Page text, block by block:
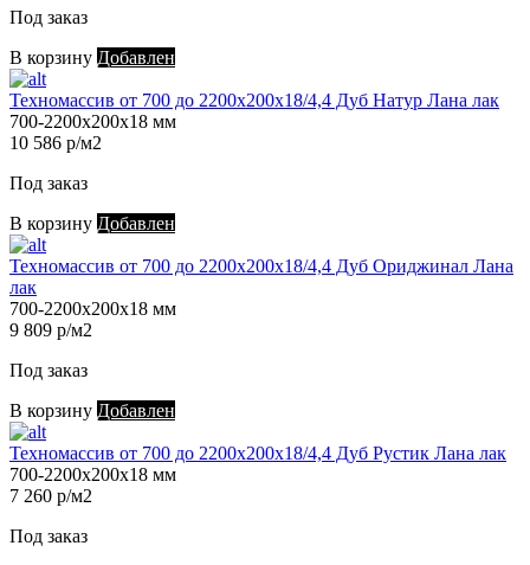
Под заказ
В корзину Добавлен
Техномассив от 700 до 2200х200х18/4,4 Дуб Натур Лана лак
700-2200х200х18 мм
10 586 р/м2
Под заказ
В корзину Добавлен
Техномассив от 700 до 2200х200х18/4,4 Дуб Ориджинал Лана
лак
700-2200х200х18 мм
9 809 р/м2
Под заказ
В корзину Добавлен
Техномассив от 700 до 2200х200х18/4,4 Дуб Рустик Лана лак
700-2200х200х18 мм
7 260 р/м2
Под заказ